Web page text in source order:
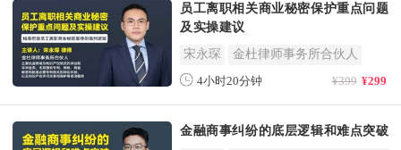
员工离职相关商业秘密保护重点问题
及实操建议
宋永琛 金杜律师事务所合伙人
4小时20分钟 ¥399 ¥299
金融商事纠纷的底层逻辑和难点突破